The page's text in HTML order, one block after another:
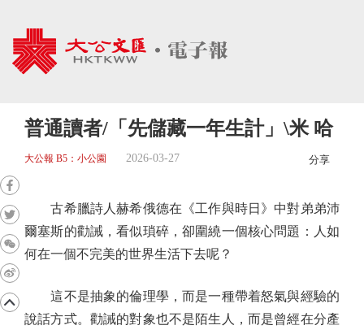
普通讀者/「先儲藏一年生計」\米 哈
大公報 B5：小公園 2026-03-27 分享
古希臘詩人赫希俄德在《工作與時日》中對弟弟沛
爾塞斯的勸誡，看似瑣碎，卻圍繞一個核心問題：人如
何在一個不完美的世界生活下去呢？
這不是抽象的倫理學，而是一種帶着怒氣與經驗的
說話方式。勸誡的對象也不是陌生人，而是曾經在分產